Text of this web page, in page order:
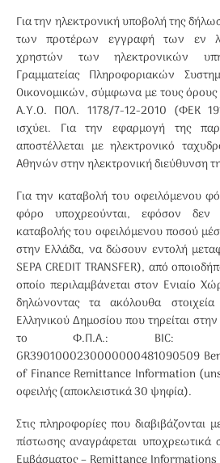
Για την ηλεκτρονική υποβολή της
των προτέρων εγγραφή των εν
χρηστών των ηλεκτρονικών
Γραμματείας Πληροφοριακών
Οικονομικών, σύμφωνα με τους όρους
Α.Υ.Ο. ΠΟΛ. 1178/7-12-2010 (ΦΕΚ
ισχύει. Για την εφαρμογή της
αποστέλλεται με ηλεκτρονικό
Αθηνών στην ηλεκτρονική διεύθυνση
Για την καταβολή του οφειλόμενου
φόρο υποχρεούνται, εφόσον δεν
καταβολής του οφειλόμενου ποσού
στην Ελλάδα, να δώσουν εντολή
SEPA CREDIT TRANSFER), από
οποίο περιλαμβάνεται στον Ενιαίο
δηλώνοντας τα ακόλουθα
Ελληνικού Δημοσίου που τηρείται
το Φ.Π.Α.: BIC:
GR3901000230000000481090509
of Finance Remittance Information
οφειλής (αποκλειστικά 30 ψηφία).
Στις πληροφορίες που διαβιβάζονται
πίστωσης αναγράφεται υποχρεωτικά